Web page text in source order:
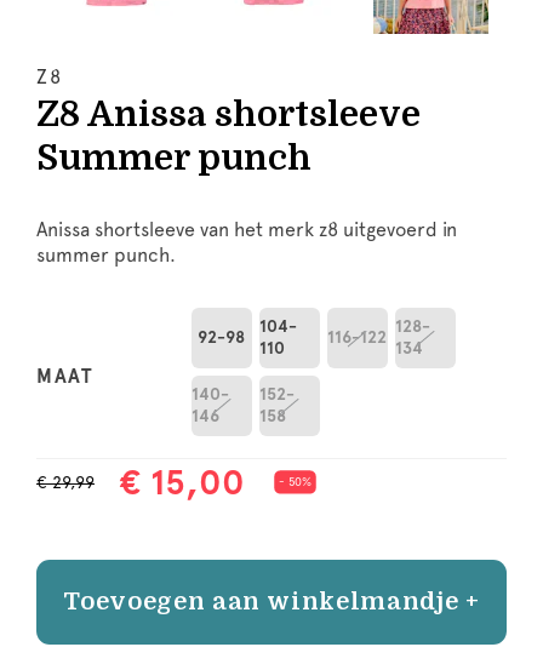
Z8
Z8 Anissa shortsleeve
Summer punch
Anissa shortsleeve van het merk z8 uitgevoerd in
summer punch.
MAAT
92-98
104-
110
116-122
128-
134
140-
146
152-
158
€ 29,99 € 15,00 - 50%
Toevoegen aan winkelmandje +